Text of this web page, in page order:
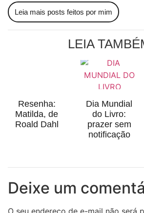
Leia mais posts feitos por mim
LEIA
Resenha:
Matilda, de
Roald Dahl
Dia Mundial
do Livro:
prazer sem
notificação
Deixe um
O seu endereço de e-mail não será